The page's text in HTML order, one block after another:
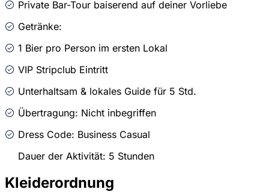
Private Bar-Tour baiserend auf deiner Vorliebe
Getränke:
1 Bier pro Person im ersten Lokal
VIP Stripclub Eintritt
Unterhaltsam & lokales Guide für 5 Std.
Übertragung: Nicht inbegriffen
Dress Code: Business Casual
Dauer der Aktivität: 5 Stunden
Kleiderordnung